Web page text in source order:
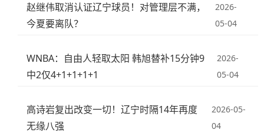
赵继伟取消认证辽宁球员！对管理层不满，
今夏要离队？
2026-
05-04
WNBA：自由人轻取太阳 韩旭替补15分钟9
中2仅4+1+1+1+1
2026-
05-04
高诗岩复出改变一切！辽宁时隔14年再度
无缘八强
2026-05-
04